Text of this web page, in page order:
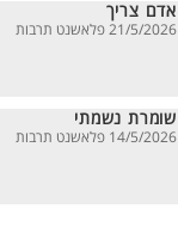
אדם צריך
21/5/2026 פלאשנט תרבות
שומרת נשמתי
14/5/2026 פלאשנט תרבות